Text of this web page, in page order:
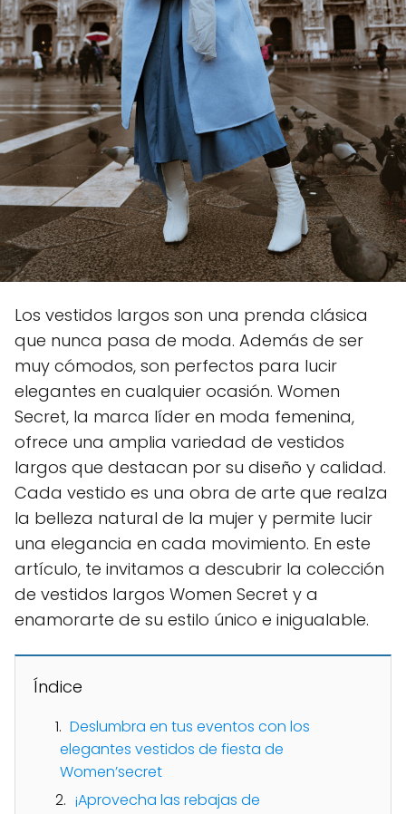
Los vestidos largos son una prenda clásica
que nunca pasa de moda. Además de ser
muy cómodos, son perfectos para lucir
elegantes en cualquier ocasión. Women
Secret, la marca líder en moda femenina,
ofrece una amplia variedad de vestidos
largos que destacan por su diseño y calidad.
Cada vestido es una obra de arte que realza
la belleza natural de la mujer y permite lucir
una elegancia en cada movimiento. En este
artículo, te invitamos a descubrir la colección
de vestidos largos Women Secret y a
enamorarte de su estilo único e inigualable.
Índice
Deslumbra en tus eventos con los
elegantes vestidos de fiesta de
Women’secret
¡Aprovecha las rebajas de